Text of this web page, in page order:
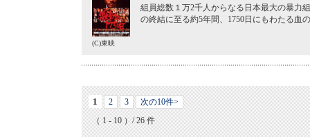
組員総数１万2千人からなる日本最大の暴力
の終結に至る約5年間、1750日にもわたる血
(C)東映
1 2 3
次の10件>
（ 1 - 10 ）/ 26 件